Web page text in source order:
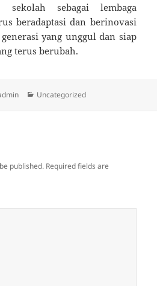
sekolah sebagai lembaga
beradaptasi dan berinovasi
yang unggul dan siap
terus berubah.
Categories
Uncategorized
published. Required fields are